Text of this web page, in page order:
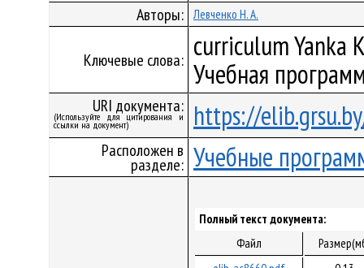
Авторы: Левченко Н. А.
Ключевые слова: curriculum Yanka
Учебная
URI документа:
(Используйте для цитирования и
ссылки на документ) https://
Расположен в
разделе: Учебные
Полный текст документа:
Файл